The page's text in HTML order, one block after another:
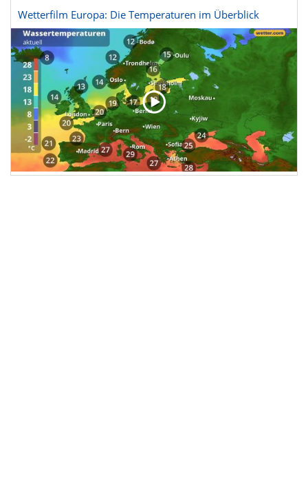
Wetterfilm Europa: Die Temperaturen im Überblick